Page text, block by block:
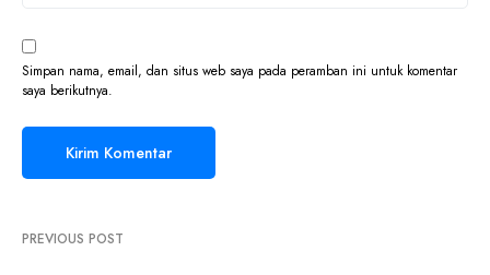
Simpan nama, email, dan situs web saya pada peramban ini untuk komentar
saya berikutnya.
PREVIOUS POST